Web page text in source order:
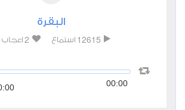
البقرة
12615 استماع 2 اعجاب
00:00